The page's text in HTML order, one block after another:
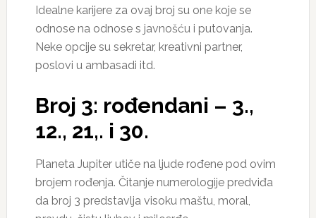
Idealne karijere za ovaj broj su one koje se
odnose na odnose s javnošću i putovanja.
Neke opcije su sekretar, kreativni partner,
poslovi u ambasadi itd.
Broj 3: rođendani – 3.,
12., 21,. i 30.
Planeta Jupiter utiče na ljude rođene pod ovim
brojem rođenja. Čitanje numerologije predviđa
da broj 3 predstavlja visoku maštu, moral,